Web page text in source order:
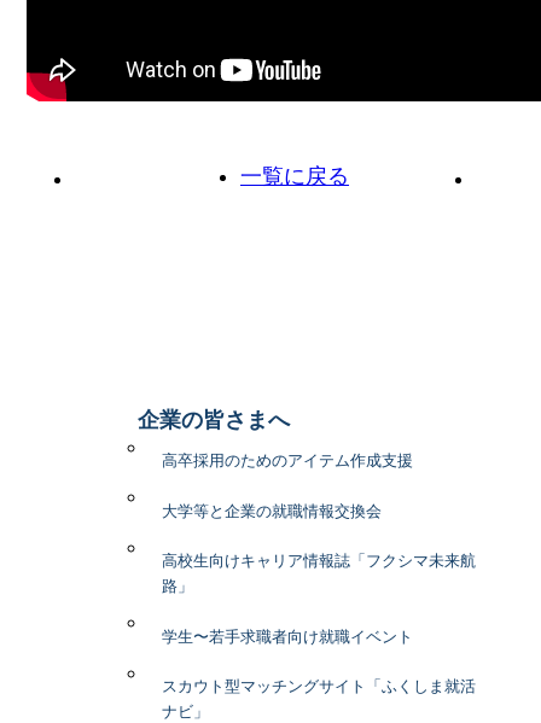
一覧に戻る
企業の皆さまへ
高卒採用のためのアイテム作成支援
大学等と企業の就職情報交換会
高校生向けキャリア情報誌「フクシマ未来航
路」
学生〜若手求職者向け就職イベント
スカウト型マッチングサイト「ふくしま就活
ナビ」